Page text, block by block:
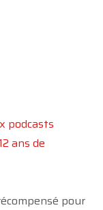
podcasts
ans de
pour